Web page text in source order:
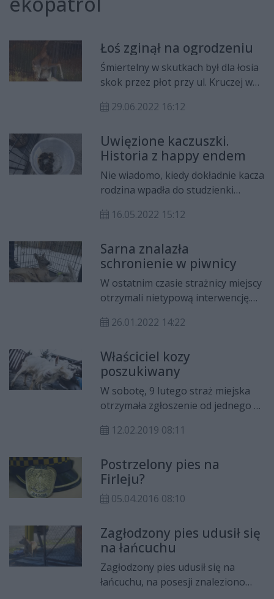
Łoś zginął na ogrodzeniu
Śmiertelny w skutkach był dla łosia
skok przez płot przy ul. Kruczej w
kolczastym ogrodzeniu przebijając
29.06.2022 16:12
Uwięzione kaczuszki.
Historia z happy endem
Nie wiadomo, kiedy dokładnie kacza
rodzina wpadła do studzienki
bez pomocy człowieka finał tej
16.05.2022 15:12
Sarna znalazła
schronienie w piwnicy
W ostatnim czasie strażnicy miejscy
otrzymali nietypową interwencję.
przy ul. Narutowicza zgłosił, że w
Zwierzę bezpiecznie odłowiono.
26.01.2022 14:22
Właściciel kozy
poszukiwany
W sobotę, 9 lutego straż miejska
otrzymała zgłoszenie od jednego z
spacerującej u zbiegu ulic
12.02.2019 08:11
Postrzelony pies na
Firleju?
05.04.2016 08:10
Zagłodzony pies udusił się
na łańcuchu
Zagłodzony pies udusił się na
łańcuchu, na posesji znaleziono